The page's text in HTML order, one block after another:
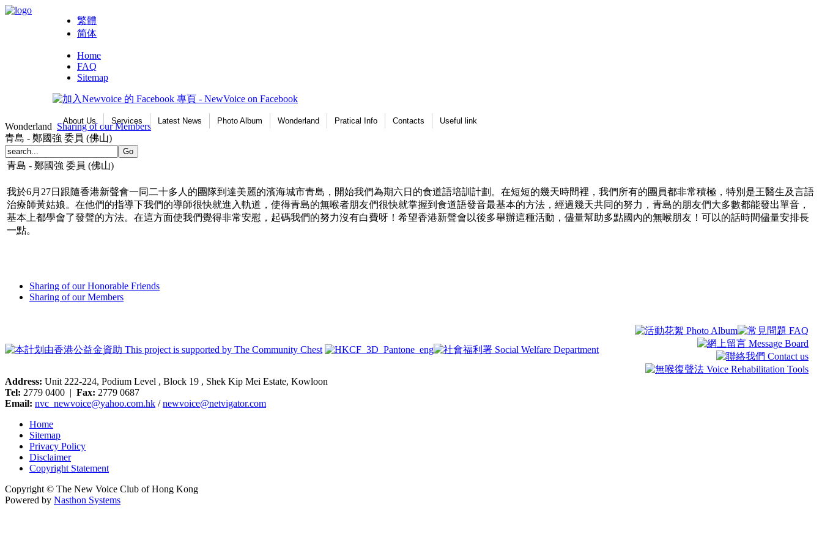
繁體
简体
Home
FAQ
Sitemap
About Us Services Latest News Photo Album Wonderland Pratical Info Contacts Useful link
Wonderland Sharing of our Members
青島 - 鄭國強 委員 (佛山)
青島 - 鄭國強 委員 (佛山)
我於6月27日跟隨香港新聲會一同二十多人的團隊到達美麗的濱海城市青島，開始我們為期六日的食道語培訓計劃。在短短的幾天時間裡，我們所有的團員都非常積極，特別是王醫生及言語
治療師黃姑娘。在他們的指導下我們的導師很快就進入軌道，使得青島的無喉者朋友們很快就掌握到食道語發音最基本的方法，經過幾天共同的努力，青島的朋友們大多數都能發出單音，
基本上都學會了發聲的方法。在這方面使我們覺得非常安慰，起碼我們的努力沒有白費呀！希望香港新聲會以後多舉辦這種活動，儘量幫助多點國內的無喉朋友！可以的話時間儘量安排長
一點。
Sharing of our Honorable Friends
Sharing of our Members
Address: Unit 222-224, Podium Level , Block 19 , Shek Kip Mei Estate, Kowloon
Tel: 2779 0400 | Fax: 2779 0687
Email: nvc_newvoice@yahoo.com.hk /newvoice@netvigator.com
Home
Sitemap
Privacy Policy
Disclaimer
Copyright Statement
Copyright © The New Voice Club of Hong Kong
Powered by Nasthon Systems